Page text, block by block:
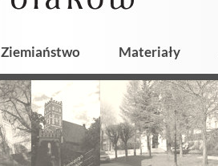
Ziemiaństwo Materiały